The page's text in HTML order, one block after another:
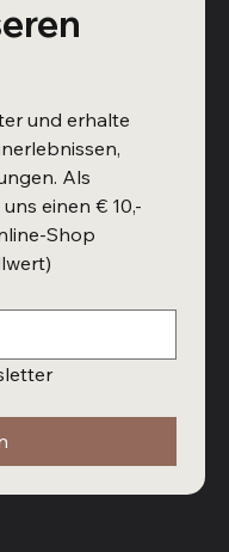
und erhalte
Als
einen € 10,-
Shop